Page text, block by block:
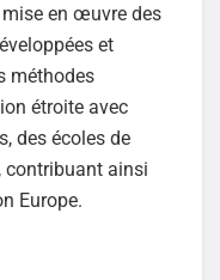
en œuvre des
et
méthodes
étroite avec
des écoles de
contribuant ainsi
Europe.